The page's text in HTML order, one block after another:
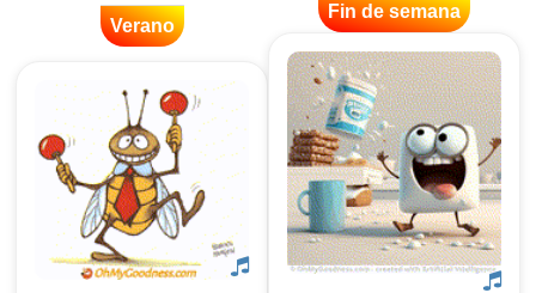
Verano
Fin de semana